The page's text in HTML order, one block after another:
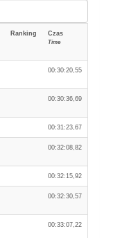
Ranking Czas
Time
00:30:20,55
00:30:36,69
00:31:23,67
00:32:08,82
00:32:15,92
00:32:30,57
00:33:07,22